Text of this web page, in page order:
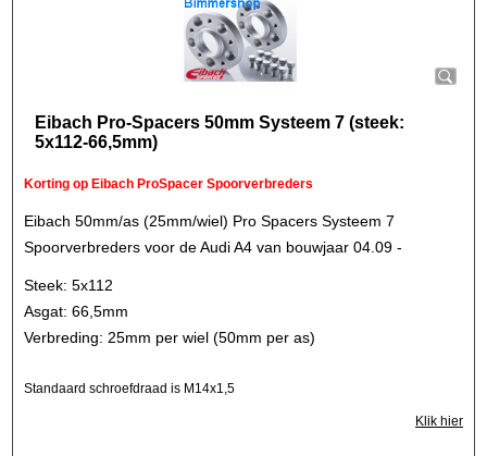
Eibach Pro-Spacers 50mm Systeem 7 (steek:
5x112-66,5mm)
Korting op Eibach ProSpacer Spoorverbreders
Eibach 50mm/as (25mm/wiel) Pro Spacers Systeem 7
Spoorverbreders voor de Audi A4 van bouwjaar 04.09 -
Steek: 5x112
Asgat: 66,5mm
Verbreding: 25mm per wiel (50mm per as)
Standaard schroefdraad is M14x1,5
Klik hier